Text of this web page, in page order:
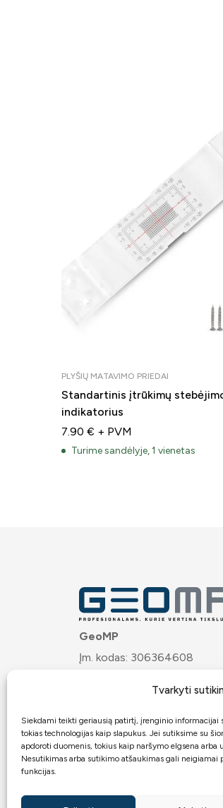
Tvarkyti
Siekdami teikti geriausią patirtį, įrenginio informacijai
tokias technologijas kaip slapukus. Jei sutiksime su
apdoroti duomenis, tokius kaip naršymo elgsena arba
Nesutikimas arba sutikimo atšaukimas gali neigiamai
funkcijas.
PLYŠIŲ MATAVIMO PRIEDAI
Standartinis įtrūkimų
indikatorius
7.90 € + PVM
Turime sandėlyje, 1 vienetas
GeoMP
Įm. kodas: 306364608
Josvainių g. 32, LT-57275
Bankas:ARTEA
Atsiskaitomoji sąskaita:
LT7271899000062467949